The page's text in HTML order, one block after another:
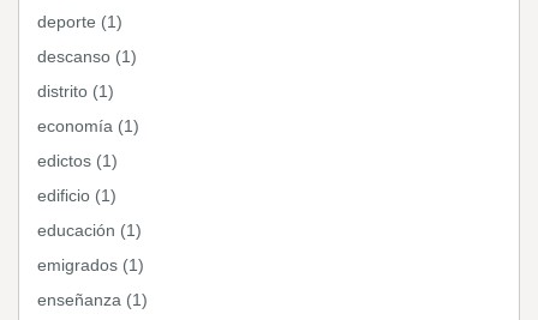
deporte (1)
descanso (1)
distrito (1)
economía (1)
edictos (1)
edificio (1)
educación (1)
emigrados (1)
enseñanza (1)